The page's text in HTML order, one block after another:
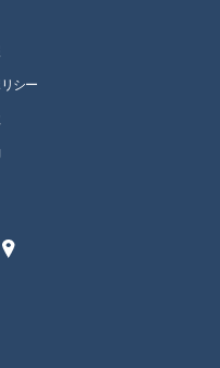
シー